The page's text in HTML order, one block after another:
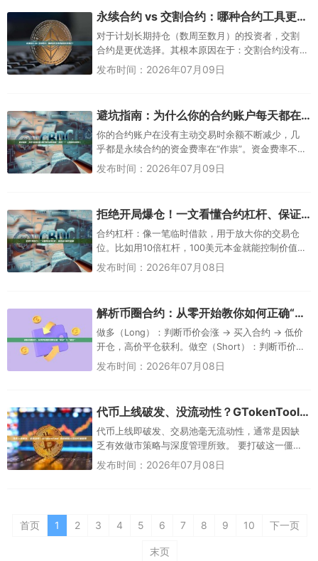
永续合约 vs 交割合约：哪种合约工具更适合长线持仓？
对于计划长期持仓（数周至数月）的投资者，交割
合约是更优选择。其根本原因在于：交割合约没有
每日资金费率，持仓成本在买入时就已大致确定；
发布时间：2026年07月09日
避坑指南：为什么你的合约账户每天都在偷偷“扣钱”？（详解资金费率）
你的合约账户在没有主动交易时余额不断减少，几
乎都是永续合约的资金费率在“作祟”。资金费率不是
交易所收取的手续费，而是多头和空头之间每8小时
发布时间：2026年07月09日
拒绝开局爆仓！一文看懂合约杠杆、保证金与强平机制
合约杠杆：像一笔临时借款，用于放大你的交易仓
位。比如用10倍杠杆，100美元本金就能控制价值
1000美元的合约。它同时放大了收益和亏损。保证
发布时间：2026年07月08日
解析币圈合约：从零开始教你如何正确“做多”与“做空”
做多（Long）：判断币价会涨 → 买入合约 → 低价
开仓，高价平仓获利。做空（Short）：判断币价会
跌 → 卖出合约 → 高价开仓，低价平仓获利。杠杆
发布时间：2026年07月08日
代币上线破发、没流动性？GTokenTool 市值机器人帮您打破僵局
代币上线即破发、交易池毫无流动性，通常是因缺
乏有效做市策略与深度管理所致。 要打破这一僵
局，项目方需要一套自动化的市值管理工具。
发布时间：2026年07月08日
首页 1 2 3 4 5 6 7 8 9 10 下一页
末页